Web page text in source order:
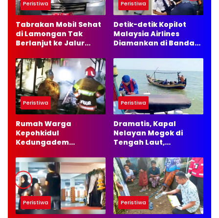
Peristiwa
Tabrakan Mobil Sehat
di Lamongan Tak
Berlanjut ke Jalur
Peristiwa
Detik-detik Kopilot
Malaysia Airlines
Diamankan di Bandara
Ekstasi Disita
Peristiwa
Rumah Warga
Kepohkidul
Kedungadem
Damkarmat Pastikan
Tak Ada Korban Jiwa
Peristiwa
Dramatis, Kapal
Nelayan Mogok di
Tengah Laut,
Kirim 35 Liter Solar
Peristiwa Peristiwa